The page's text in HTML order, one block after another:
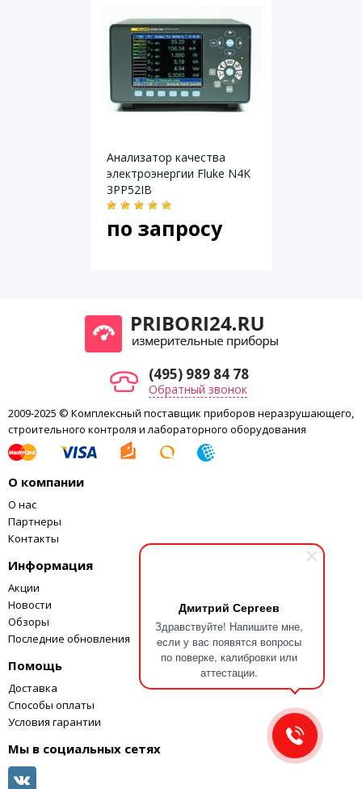
Дмитрий Сергеев
Здравствуйте! Напишите мне,
если у вас появятся вопросы
по поверке, калибровки или
аттестации.
обработку персональных данных
Анализатор качества
электроэнергии Fluke N4K
3PP52IB
по запросу
(495) 989 84 78
Обратный звонок
2009-2025 © Комплексный поставщик приборов неразрушающего,
строительного контроля и лабораторного оборудования
О компании
О нас
Партнеры
Контакты
Информация
Акции
Новости
Обзоры
Последние обновления
Помощь
Доставка
Способы оплаты
Условия гарантии
Мы в социальных сетях